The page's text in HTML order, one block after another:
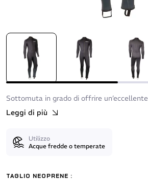
Sottomuta in grado di offrire
Leggi di più
Utilizzo
Acque fredde o temperate
TAGLIO NEOPRENE :